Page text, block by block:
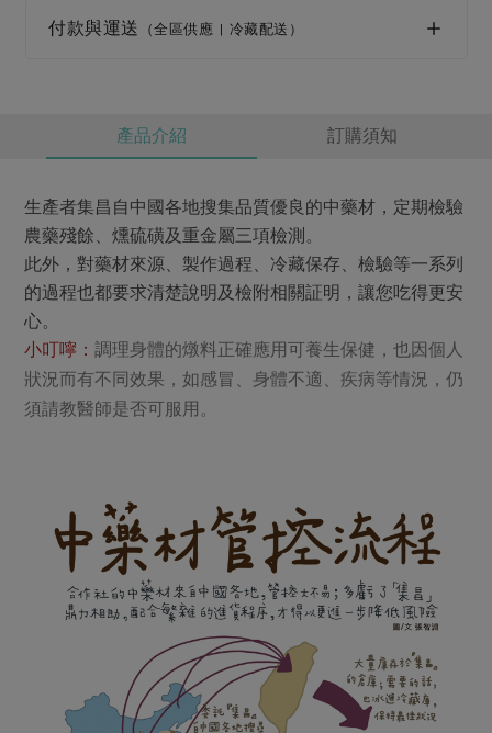
付款與運送 （全區供應 | 冷藏配送）
產品介紹 訂購須知
生產者集昌自中國各地搜集品質優良的中藥材，定期檢驗
農藥殘餘、燻硫磺及重金屬三項檢測。
此外，對藥材來源、製作過程、冷藏保存、檢驗等一系列
的過程也都要求清楚說明及檢附相關証明，讓您吃得更安
心。
小叮嚀：調理身體的燉料正確應用可養生保健，也因個人
狀況而有不同效果，如感冒、身體不適、疾病等情況，仍
須請教醫師是否可服用。